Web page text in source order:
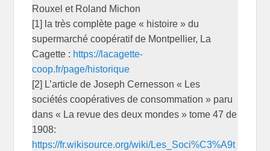
Rouxel et Roland Michon
[1] la très complète page « histoire » du
supermarché coopératif de Montpellier, La
Cagette : https://lacagette-
coop.fr/page/historique
[2] L’article de Joseph Cernesson « Les
sociétés coopératives de consommation » paru
dans « La revue des deux mondes » tome 47 de
1908:
https://fr.wikisource.org/wiki/Les_Soci%C3%A9t